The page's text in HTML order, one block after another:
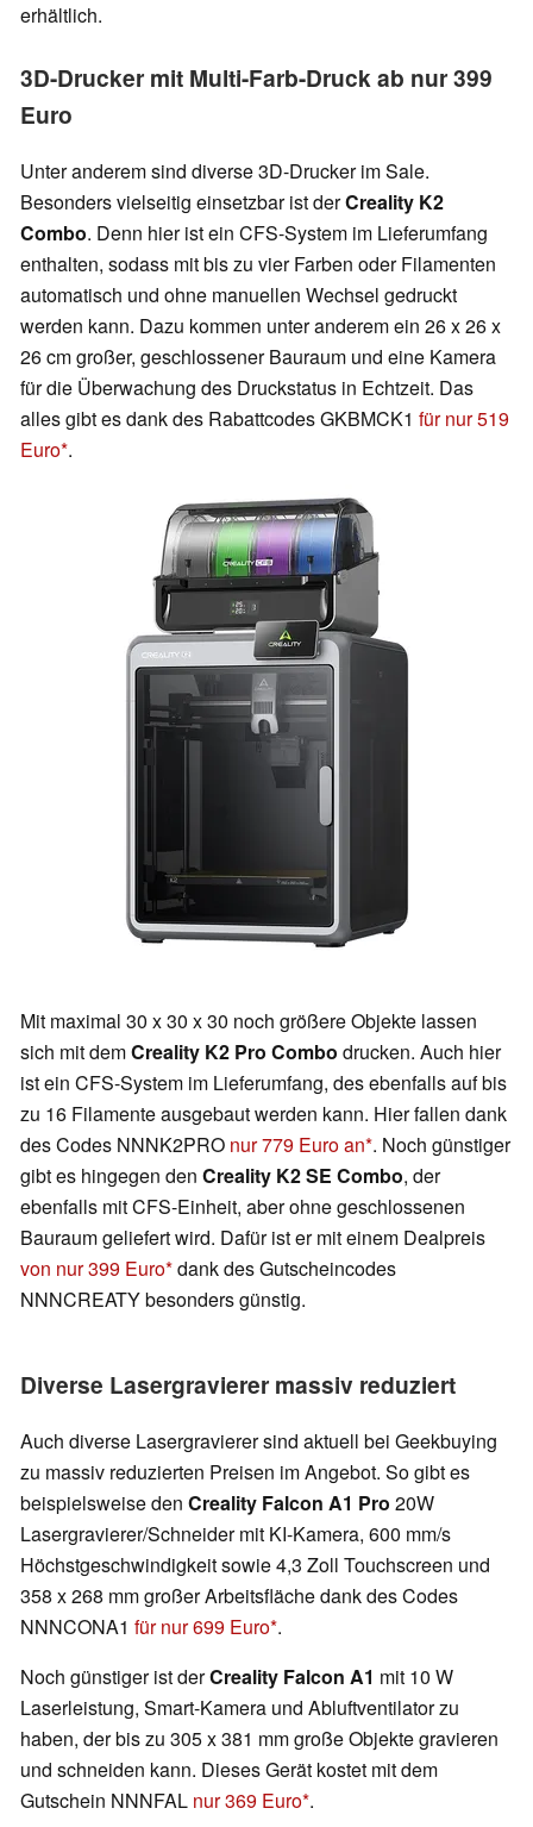
erhältlich.
3D-Drucker mit Multi-Farb-Druck ab nur 399
Euro
Unter anderem sind diverse 3D-Drucker im Sale.
Besonders vielseitig einsetzbar ist derCreality K2
Combo. Denn hier ist ein CFS-System im Lieferumfang
enthalten, sodass mit bis zu vier Farben oder Filamenten
automatisch und ohne manuellen Wechsel gedruckt
werden kann. Dazu kommen unter anderem ein 26 x 26 x
26 cm großer, geschlossener Bauraum und eine Kamera
für die Überwachung des Druckstatus in Echtzeit. Das
alles gibt es dank des Rabattcodes GKBMCK1 für nur 519
Euro .
Mit maximal 30 x 30 x 30 noch größere Objekte lassen
sich mit demCreality K2 Pro Combo drucken. Auch hier
ist ein CFS-System im Lieferumfang, des ebenfalls auf bis
zu 16 Filamente ausgebaut werden kann. Hier fallen dank
des Codes NNNK2PRO nur 779 Euro an . Noch günstiger
gibt es hingegen den Creality K2 SE Combo, der
ebenfalls mit CFS-Einheit, aber ohne geschlossenen
Bauraum geliefert wird. Dafür ist er mit einem Dealpreis
von nur 399 Euro dank des Gutscheincodes
NNNCREATY besonders günstig.
Diverse Lasergravierer massiv reduziert
Auch diverse Lasergravierer sind aktuell bei Geekbuying
zu massiv reduzierten Preisen im Angebot. So gibt es
beispielsweise den Creality Falcon A1 Pro 20W
Lasergravierer/Schneider mit KI-Kamera, 600 mm/s
Höchstgeschwindigkeit sowie 4,3 Zoll Touchscreen und
358 x 268 mm großer Arbeitsfläche dank des Codes
NNNCONA1 für nur 699 Euro .
Noch günstiger ist derCreality Falcon A1 mit 10 W
Laserleistung, Smart-Kamera und Abluftventilator zu
haben, der bis zu 305 x 381 mm große Objekte gravieren
und schneiden kann. Dieses Gerät kostet mit dem
Gutschein NNNFAL nur 369 Euro .